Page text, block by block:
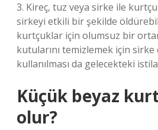
3. Kireç, tuz veya sirke ile
sirkeyi etkili bir şekilde
kurtçuklar için olumsuz bir
kutularını temizlemek için
kullanılması da gelecekteki
Küçük beyaz
olur?